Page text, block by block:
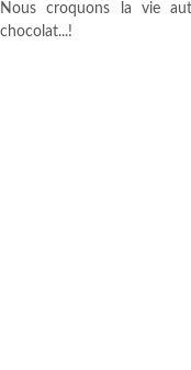
Nous croquons la vie
chocolat...!